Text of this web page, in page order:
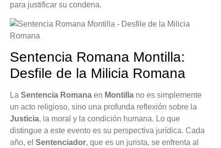
para justificar su condena.
Sentencia Romana Montilla:
Desfile de la Milicia Romana
LaSentencia Romana en Montilla no es simplemente
un acto religioso, sino una profunda reflexión sobre la
Justicia, la moral y la condición humana. Lo que
distingue a este evento es su perspectiva jurídica. Cada
año, elSentenciador, que es un jurista, se enfrenta al